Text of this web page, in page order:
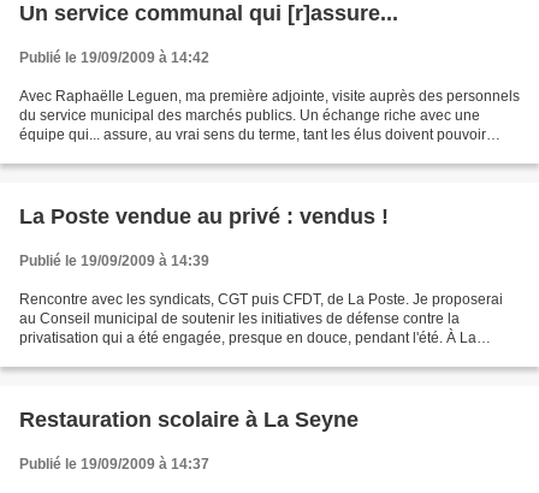
Un service communal qui [r]assure...
Publié le 19/09/2009 à 14:42
Avec Raphaëlle Leguen, ma première adjointe, visite auprès des personnels
du service municipal des marchés publics. Un échange riche avec une
équipe qui... assure, au vrai sens du terme, tant les élus doivent pouvoir
La Poste vendue au privé : vendus !
Publié le 19/09/2009 à 14:39
Rencontre avec les syndicats, CGT puis CFDT, de La Poste. Je proposerai
au Conseil municipal de soutenir les initiatives de défense contre la
privatisation qui a été engagée, presque en douce, pendant l'été. À La
Restauration scolaire à La Seyne
Publié le 19/09/2009 à 14:37